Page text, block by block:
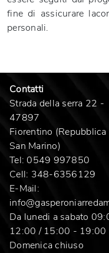
fine di assicurare
personali.
Contatti
Strada della serra 22 -
47897
Fiorentino (Repubblica
San Marino)
Tel: 0549 997850
Cell: 348-6356129
E-Mail:
Da lunedi a sabato
12:00 / 15:00 - 19:00
Domenica chiuso